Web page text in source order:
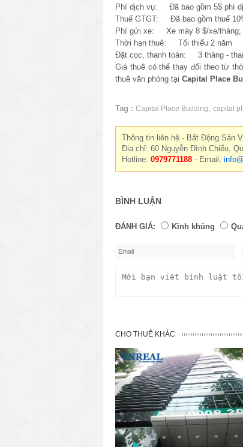
Phí dịch vụ: Đã bao gồm 5$ phí
Thuế GTGT: Đã bao gồm thuế
Phí gửi xe: Xe máy 8 $/xe/tháng;
Thời hạn thuê: Tối thiểu 2 năm
Đặt cọc, thanh toán: 3 tháng -
Giá thuê có thể thay đổi theo từ
thuê văn phòng tại Capital Place
Tag : Capital Place Building capital
Thông tin liên hệ - Bất Động Sản
Địa chỉ: 60 Nguyễn Đình Chiểu,
Hotline: 0979771188 - Email:
BÌNH LUẬN
ĐÁNH GIÁ: Kinh khủng
CHO THUÊ KHÁC